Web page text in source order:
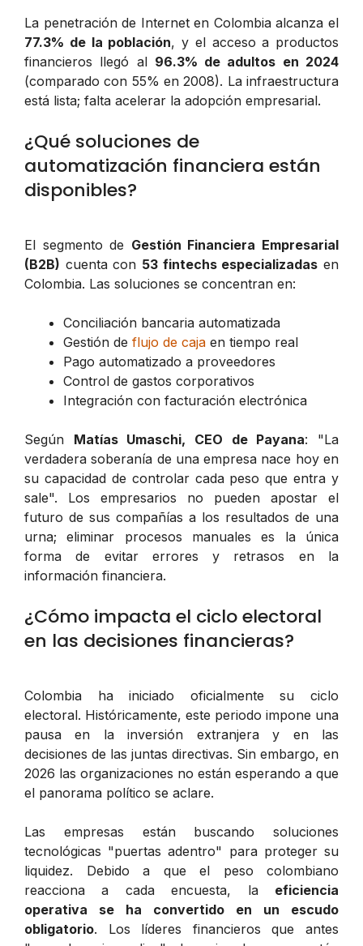
La penetración de Internet en Colombia alcanza el
77.3% de la población, y el acceso a productos
financieros llegó al 96.3% de adultos en 2024
(comparado con 55% en 2008). La infraestructura
está lista; falta acelerar la adopción empresarial.
¿Qué soluciones de
automatización financiera están
disponibles?
El segmento de Gestión Financiera Empresarial
(B2B) cuenta con 53 fintechs especializadas en
Colombia. Las soluciones se concentran en:
Conciliación bancaria automatizada
Gestión de flujo de caja en tiempo real
Pago automatizado a proveedores
Control de gastos corporativos
Integración con facturación electrónica
Según Matías Umaschi, CEO de Payana: "La
verdadera soberanía de una empresa nace hoy en
su capacidad de controlar cada peso que entra y
sale". Los empresarios no pueden apostar el
futuro de sus compañías a los resultados de una
urna; eliminar procesos manuales es la única
forma de evitar errores y retrasos en la
información financiera.
¿Cómo impacta el ciclo electoral
en las decisiones financieras?
Colombia ha iniciado oficialmente su ciclo
electoral. Históricamente, este periodo impone una
pausa en la inversión extranjera y en las
decisiones de las juntas directivas. Sin embargo, en
2026 las organizaciones no están esperando a que
el panorama político se aclare.
Las empresas están buscando soluciones
tecnológicas "puertas adentro" para proteger su
liquidez. Debido a que el peso colombiano
reacciona a cada encuesta, la eficiencia
operativa se ha convertido en un escudo
obligatorio. Los líderes financieros que antes